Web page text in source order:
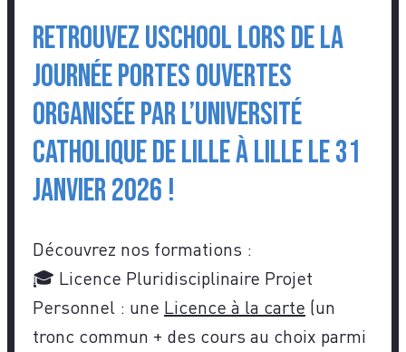
Retrouvez USCHOOL lors de la
journée Portes Ouvertes
organisée par l’Université
Catholique de Lille à Lille le 31
janvier 2026 !
Découvrez nos formations :
🎓 Licence Pluridisciplinaire Projet
Personnel : une Licence à la carte (un
tronc commun + des cours au choix parmi